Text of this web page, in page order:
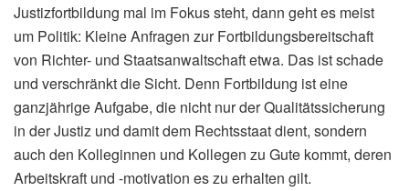
Justizfortbildung mal im Fokus steht, dann geht es meist
um Politik: Kleine Anfragen zur Fortbildungsbereitschaft
von Richter- und Staatsanwaltschaft etwa. Das ist schade
und verschränkt die Sicht. Denn Fortbildung ist eine
ganzjährige Aufgabe, die nicht nur der Qualitätssicherung
in der Justiz und damit dem Rechtsstaat dient, sondern
auch den Kolleginnen und Kollegen zu Gute kommt, deren
Arbeitskraft und -motivation es zu erhalten gilt.